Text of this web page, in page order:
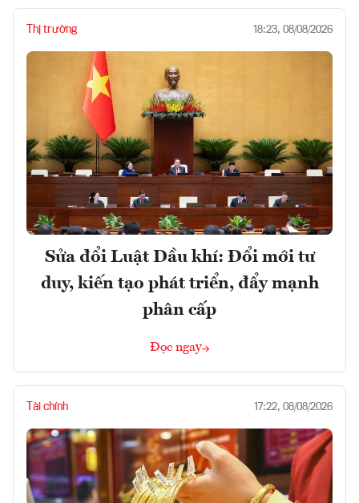
Thị trường 18:23, 08/08/2026
Sửa đổi Luật Dầu khí: Đổi mới tư
duy, kiến tạo phát triển, đẩy mạnh
phân cấp
Đọc ngay
Tài chính 17:22, 08/08/2026